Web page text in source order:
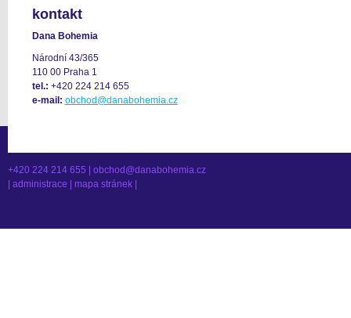
kontakt
Dana Bohemia
Národní 43/365
110 00 Praha 1
tel.: +420 224 214 655
e-mail: obchod@danabohemia.cz
+420 224 214 655 | obchod@danabohemia.cz
administrace mapa stránek|